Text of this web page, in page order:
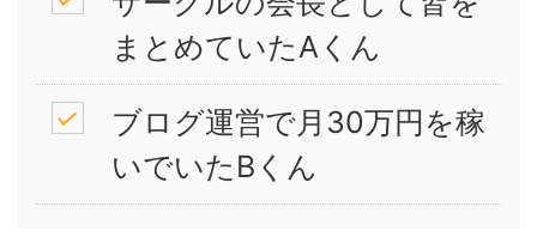
まとめていたAくん
ブログ運営で月30万円を稼
いでいたBくん